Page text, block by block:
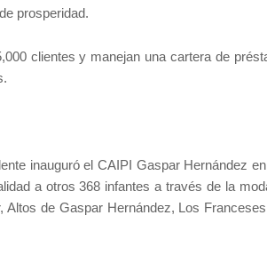
prosperidad.
clientes y manejan una cartera de
inauguró el CAIPI Gaspar Hernández
a otros 368 infantes a través de la
Altos de Gaspar Hernández, Los